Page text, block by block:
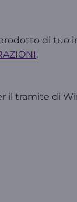
di tuo
.
il tramite di